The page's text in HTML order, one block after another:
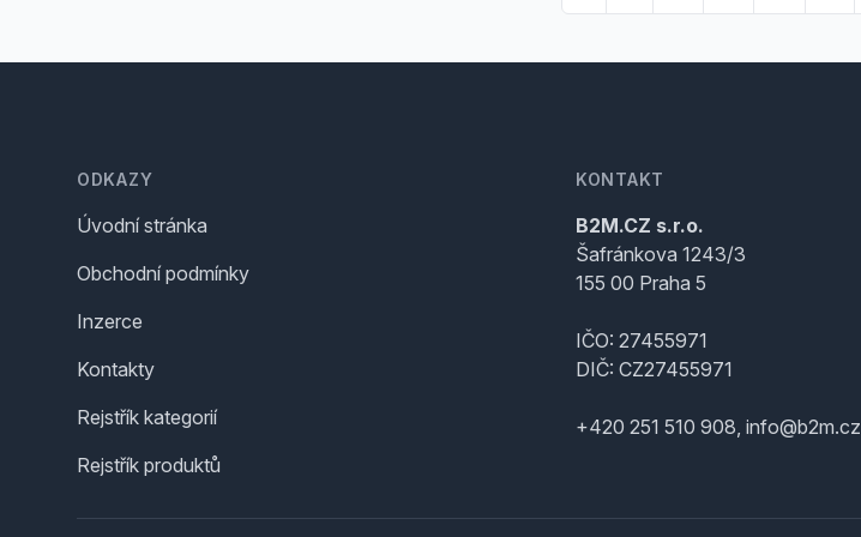
ODKAZY
Úvodní stránka
Obchodní podmínky
Inzerce
Kontakty
Rejstřík kategorií
Rejstřík produktů
KONTAKT
B2M.CZ s.r.o.
Šafránkova 1243/3
155 00 Praha 5
IČO: 27455971
DIČ: CZ27455971
+420 251 510 908, info@b2m.cz